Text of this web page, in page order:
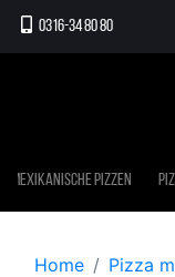
0316-34 80 80
Mexikanische Pizzen
Home Pizza